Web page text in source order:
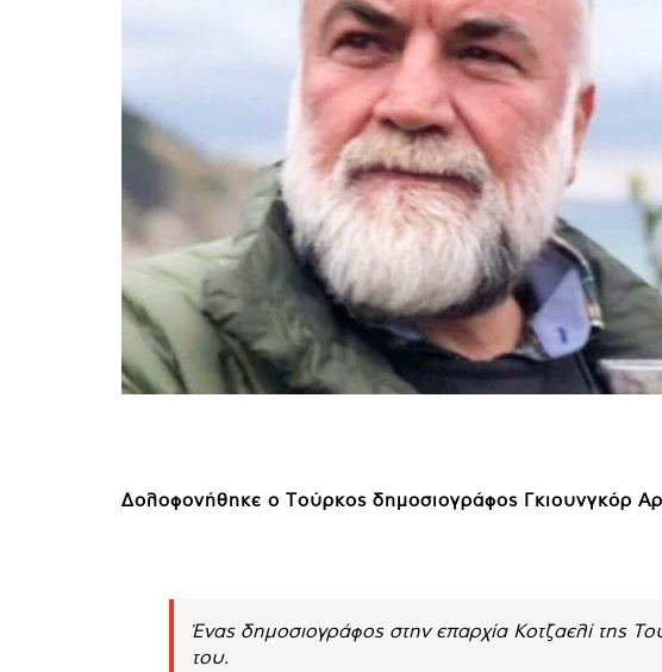
Δολοφονήθηκε ο Τούρκος δημοσιογράφος Γκιουνγκόρ
Ένας δημοσιογράφος στην επαρχία Κοτζαελί της
του.